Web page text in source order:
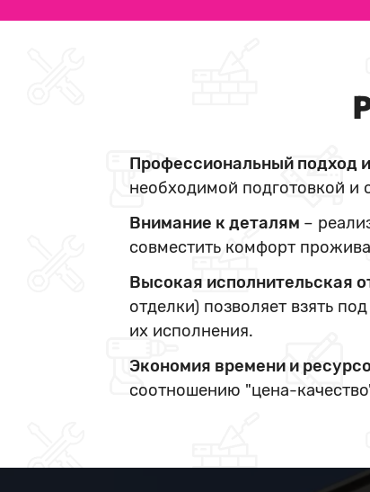
Профессиональный подход
необходимой подготовкой и
Внимание к деталям –
совместить комфорт
Высокая исполнительская
отделки) позволяет взять
их исполнения.
Экономия времени и
соотношению "цена-